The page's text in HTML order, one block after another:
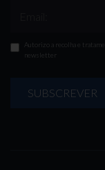
Autorizo a recolha e
newsletter
SUBSCREVER